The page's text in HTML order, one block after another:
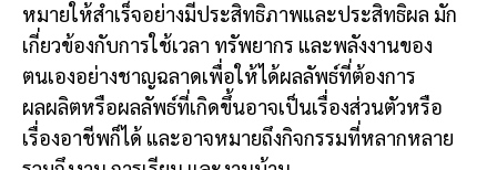
หมายให้สำเร็จอย่างมีประสิทธิภาพและประสิทธิผล มัก
เกี่ยวข้องกับการใช้เวลา ทรัพยากร และพลังงานของ
ตนเองอย่างชาญฉลาดเพื่อให้ได้ผลลัพธ์ที่ต้องการ
ผลผลิตหรือผลลัพธ์ที่เกิดขึ้นอาจเป็นเรื่องส่วนตัวหรือ
เรื่องอาชีพก็ได้ และอาจหมายถึงกิจกรรมที่หลากหลาย